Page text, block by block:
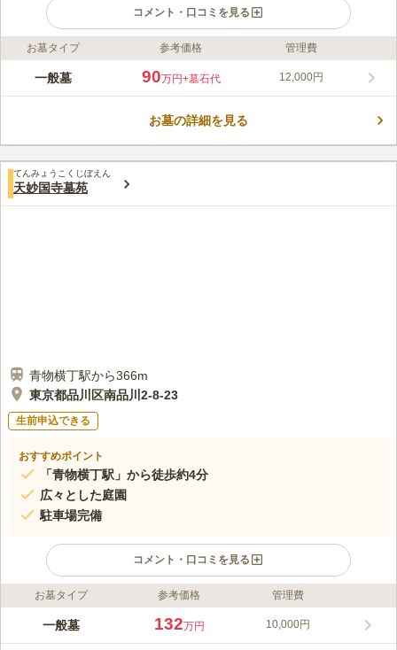
コメント・口コミを見る
ライフドット編集部のコメント
490年以上の歴史を持つ品川区の日蓮宗寺院は、京浜急行「新馬
広々としており、緑が豊かで春には花が咲き競うことから、別称
ボールをもっている地蔵像があります。
口コミ評価
みんなの評価
お墓タイプ 参考価格 管理費
一般墓 90万円+墓石代 12,000円
お墓の詳細を見る
てんみょうこくじぼえん
天妙国寺墓苑
青物横丁駅から366m
東京都品川区南品川2-8-23
生前申込できる
おすすめポイント
「青物横丁駅」から徒歩約4分
広々とした庭園
駐車場完備
コメント・口コミを見る
ライフドット編集部のコメント
この寺院は、庭園が広々としていて、品川にいることをわすれて
お墓タイプ 参考価格 管理費
一般墓 132万円 10,000円